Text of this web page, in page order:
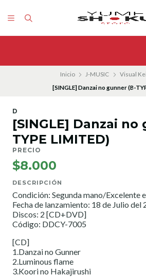
Inicio J-MUSIC Visual Kei
[SINGLE] Danzai no gunner (B-
D
[SINGLE] Danzai no
TYPE LIMITED)
PRECIO
$8.000
DESCRIPCIÓN
Condición: Segunda mano/Excelente
Fecha de lanzamiento: 18 de Julio del
Discos: 2 [CD+DVD]
Código: DDCY-7005
[CD]
1.Danzai no Gunner
2.Luminous flame
3.Koori no Hakajirushi